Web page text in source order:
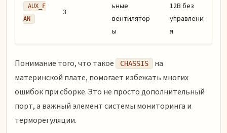
AUX_F
AN
3
ьные
вентилятор
ы
12В без
управлени
я
Понимание того, что такое CHASSIS
на
материнской плате, помогает избежать многих
ошибок при сборке. Это не просто дополнительный
порт, а важный элемент системы мониторинга и
терморегуляции.